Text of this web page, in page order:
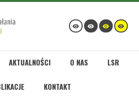
AKTUALNOŚCI O NAS LSR
KONTAKT